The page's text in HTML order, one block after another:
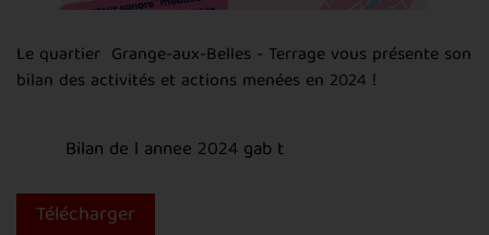
Le quartier Grange-aux-Belles - Terrage vous présente son
bilan des activités et actions menées en 2024 !
Bilan de l annee 2024 gab t
Télécharger